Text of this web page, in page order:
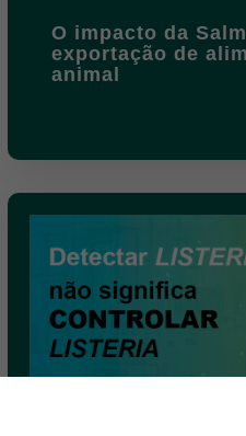
O impacto da
exportação de
animal